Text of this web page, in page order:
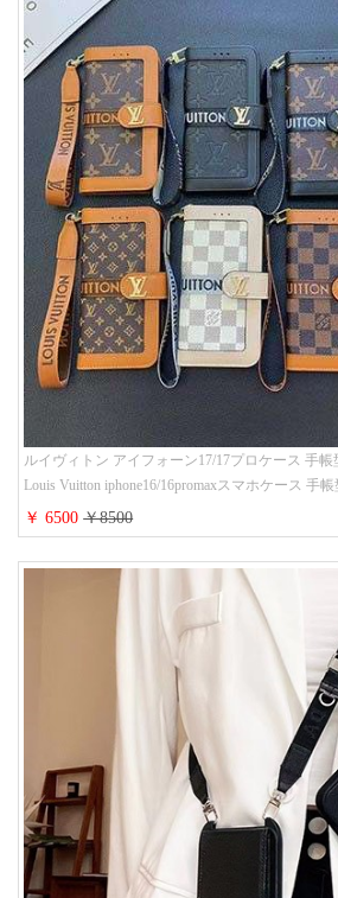
ルイヴィトン アイフォーン17/17プロケース 手
Louis Vuitton iphone16/16promaxスマホケース 手
iphone15/14/13ケース ビジネス風 GUCCI galaxy
人 可愛い
￥ 6500￥8500